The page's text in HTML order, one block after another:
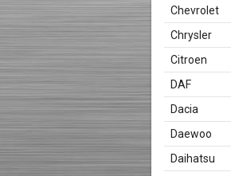
Chevrolet
Chrysler
Citroen
DAF
Dacia
Daewoo
Daihatsu